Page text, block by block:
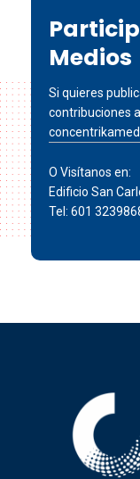
Medios
Si quieres
contribuciones
O Visítanos en:
Edificio San
Tel: 601